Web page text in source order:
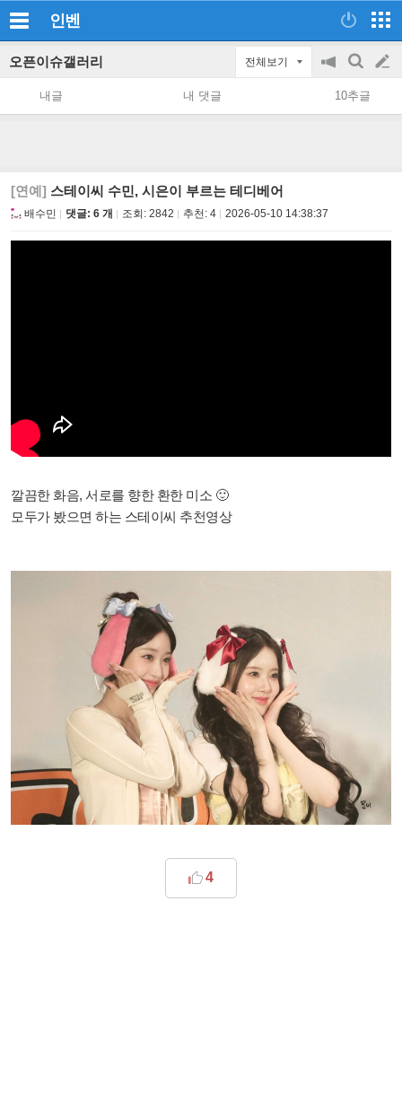
인벤
오픈이슈갤러리 전체보기
공
지
on/off
검
색
글
쓰
내글 내 댓글 10추글
[연예] 스테이씨 수민, 시은이 부르는 테디베어
배수민 댓글: 6 개 조회: 2842 추천: 4 2026-05-10 14:38:37
깔끔한 화음, 서로를 향한 환한 미소 🙂
모두가 봤으면 하는 스테이씨 추천영상
4